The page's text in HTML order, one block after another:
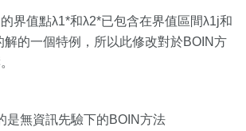
界值點λ1*和λ2*已包含在界值區間λ1j和
解的一個特例，所以此修改對於BOIN方
無資訊先驗下的BOIN方法